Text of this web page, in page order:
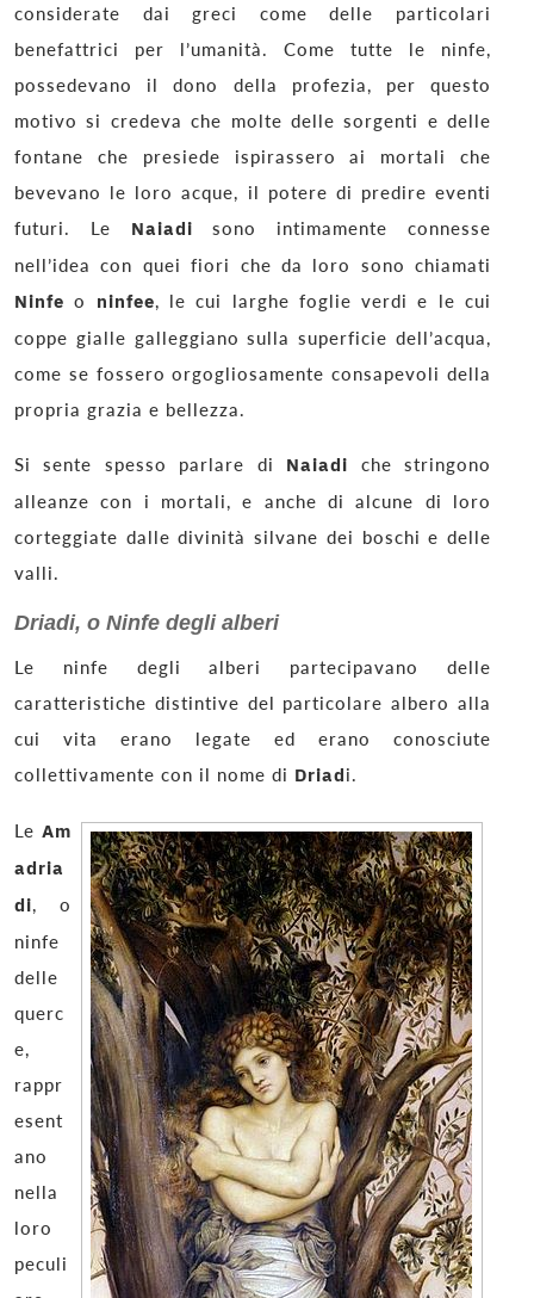
considerate dai greci come delle particolari
benefattrici per l’umanità. Come tutte le ninfe,
possedevano il dono della profezia, per questo
motivo si credeva che molte delle sorgenti e delle
fontane che presiede ispirassero ai mortali che
bevevano le loro acque, il potere di predire eventi
futuri. Le Naiadi sono intimamente connesse
nell’idea con quei fiori che da loro sono chiamati
Ninfe o ninfee, le cui larghe foglie verdi e le cui
coppe gialle galleggiano sulla superficie dell’acqua,
come se fossero orgogliosamente consapevoli della
propria grazia e bellezza.
Si sente spesso parlare di Naiadi che stringono
alleanze con i mortali, e anche di alcune di loro
corteggiate dalle divinità silvane dei boschi e delle
valli.
Driadi, o Ninfe degli alberi
Le ninfe degli alberi partecipavano delle
caratteristiche distintive del particolare albero alla
cui vita erano legate ed erano conosciute
collettivamente con il nome di Driadi.
Le Am
adria
di, o
ninfe
delle
querc
e,
rappr
esent
ano
nella
loro
peculi